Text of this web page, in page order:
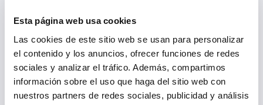
Esta página web usa cookies
Las cookies de este sitio web se usan para personalizar
el contenido y los anuncios, ofrecer funciones de redes
sociales y analizar el tráfico. Además, compartimos
información sobre el uso que haga del sitio web con
nuestros partners de redes sociales, publicidad y análisis
marzo 2026
enero 2026
diciembre 2025